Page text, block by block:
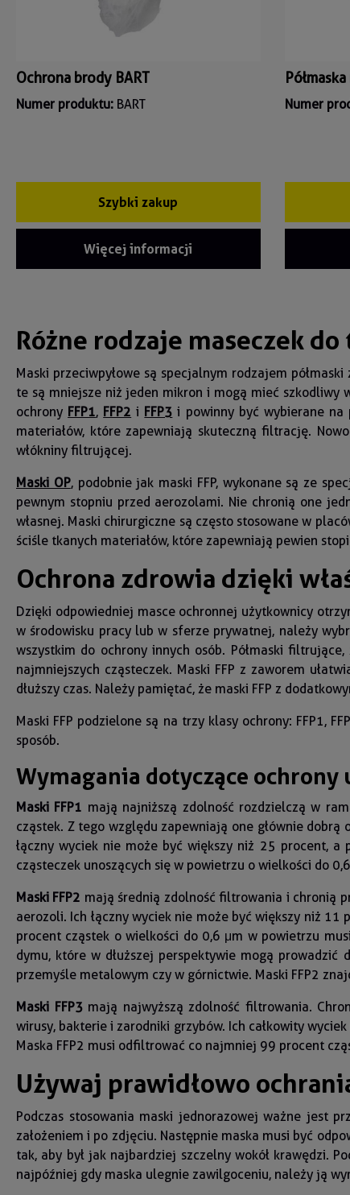
Ochrona brody BART
Numer produktu: BART
Szybki zakup
Więcej informacji
Numer
Różne rodzaje maseczek
Maski przeciwpyłowe są specjalnym rodzajem
te są mniejsze niż jeden mikron i mogą mieć szkodliwy
ochrony FFP1, FFP2 i FFP3 i powinny być wybierane na
materiałów, które zapewniają skuteczną filtrację.
włókniny filtrującej.
Maski OP, podobnie jak maski FFP, wykonane są ze
pewnym stopniu przed aerozolami. Nie chronią one
własnej. Maski chirurgiczne są często stosowane w
ściśle tkanych materiałów, które zapewniają pewien
Ochrona zdrowia dzięki
Dzięki odpowiedniej masce ochronnej użytkownicy
w środowisku pracy lub w sferze prywatnej, należy
wszystkim do ochrony innych osób. Półmaski
najmniejszych cząsteczek. Maski FFP z zaworem
dłuższy czas. Należy pamiętać, że maski FFP z
Maski FFP podzielone są na trzy klasy ochrony: FFP1,
sposób.
Wymagania dotyczące ochrony
Maski FFP1 mają najniższą zdolność rozdzielczą w
cząstek. Z tego względu zapewniają one głównie
łączny wyciek nie może być większy niż 25 procent,
cząsteczek unoszących się w powietrzu o wielkości do
Maski FFP2 mają średnią zdolność filtrowania i chronią
aerozoli. Ich łączny wyciek nie może być większy niż
procent cząstek o wielkości do 0,6 μm w powietrzu
dymu, które w dłuższej perspektywie mogą prowadzić
przemyśle metalowym czy w górnictwie. Maski FFP2
Maski FFP3mają najwyższą zdolność filtrowania.
wirusy, bakterie i zarodniki grzybów. Ich całkowity
Maska FFP2 musi odfiltrować co najmniej 99 procent
Używaj prawidłowo
Podczas stosowania maski jednorazowej ważne jest
założeniem i po zdjęciu. Następnie maska musi być
tak, aby był jak najbardziej szczelny wokół krawędzi.
najpóźniej gdy maska ulegnie zawilgoceniu, należy ją